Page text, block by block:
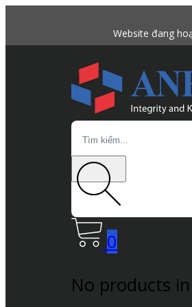
Website đang
Search
0
No products